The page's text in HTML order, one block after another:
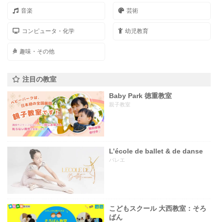
音楽 芸術
コンピュータ・化学 幼児教育
趣味・その他
注目の教室
Baby Park 徳重教室
親子教室
L’école de ballet & de danse
バレエ
こどもスクール 大西教室：そろ
ばん